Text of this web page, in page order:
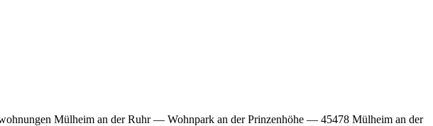
Mülheim an der Ruhr — Wohnpark an der Prinzenhöhe — 45478 Mülheim an der